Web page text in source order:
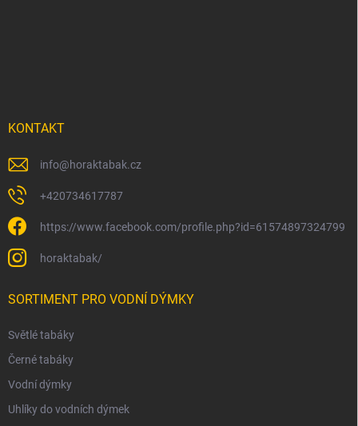
KONTAKT
info@horaktabak.cz
+420734617787
https://www.facebook.com/profile.php?id=61574897324799
horaktabak/
SORTIMENT PRO VODNÍ DÝMKY
Světlé tabáky
Černé tabáky
Vodní dýmky
Uhlíky do vodních dýmek